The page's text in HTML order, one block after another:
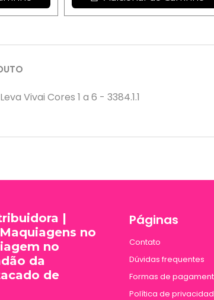
Vivai Cores 1 a 6 - 3384.1.1
Páginas
Contato
Dúvidas frequentes
Formas de
Política de
|
no
no
da
de